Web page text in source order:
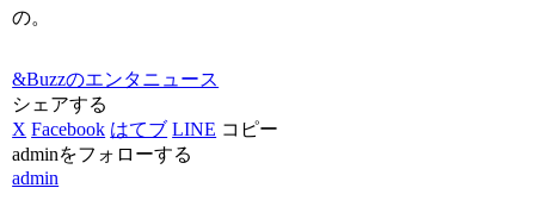
の。
&Buzzのエンタニュース
シェアする
X Facebook はてブ LINE コピー
adminをフォローする
admin